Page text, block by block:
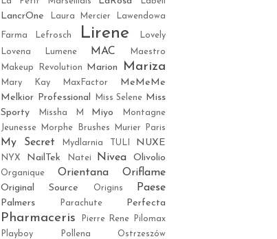
LancrOne Laura Mercier Lawendowa
Farma Lefrosch Lirene
Lovely
Lovena
Lumene MAC
Maestro
Makeup Revolution
Marion Mariza
Mary Kay MaxFactor
MeMeMe
Melkior Professional
Miss Selene Miss
Sporty
Missha M Miyo
Montagne
Jeunesse
Morphe Brushes Murier Paris
My Secret Mydlarnia TULI NUXE
NYX NailTek Natei Nivea Olivolio
Organique Orientana Oriflame
Original Source Origins Paese
Palmers Parachute Perfecta
Pharmaceris Pierre Rene
Pilomax
Playboy
Pollena Ostrzeszów